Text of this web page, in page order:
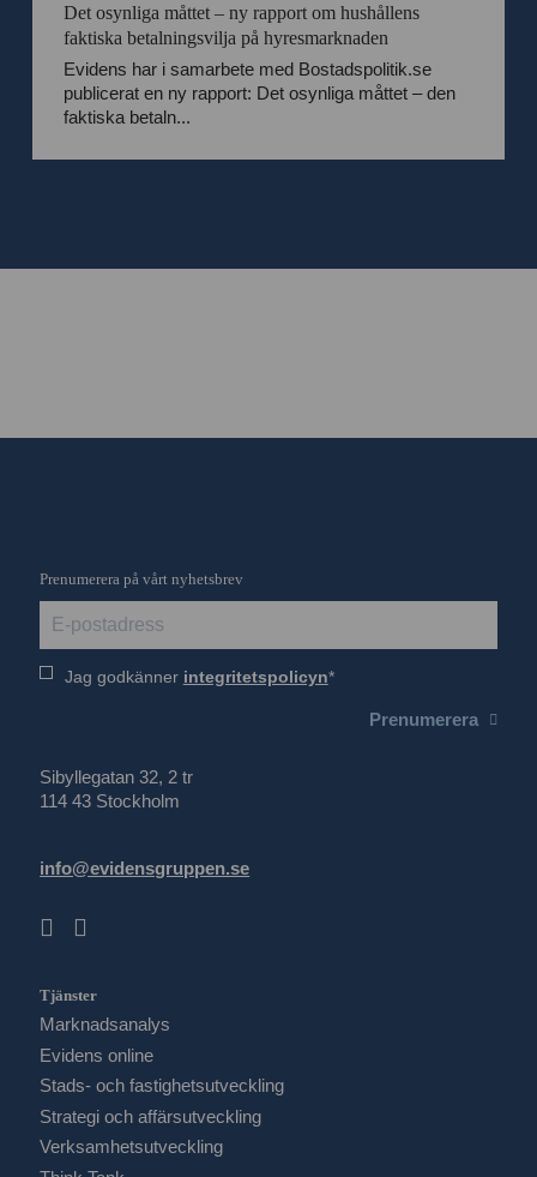
Det osynliga måttet – ny rapport om hushållens
faktiska betalningsvilja på hyresmarknaden
Evidens har i samarbete med Bostadspolitik.se
publicerat en ny rapport: Det osynliga måttet – den
faktiska betaln...
Sibyllegatan 32, 2 tr
114 43 Stockholm
info@evidensgruppen.se
Tjänster
Marknadsanalys
Evidens online
Stads- och fastighetsutveckling
Strategi och affärsutveckling
Verksamhetsutveckling
Prenumerera på vårt nyhetsbrev
Jag godkänner integritetspolicyn
Prenumerera